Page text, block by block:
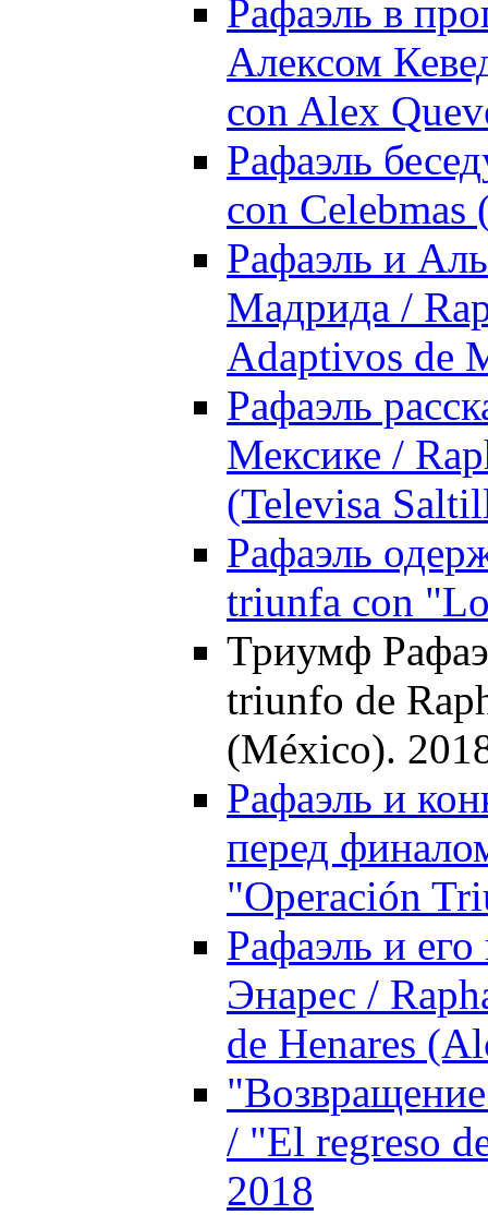
Рафаэль в
Алексом
con Alex
Рафаэль
con Celebmas
Рафаэль и
Мадрида /
Adaptivos de
Рафаэль
Мексике /
(Televisa
Рафаэль
triunfa con
Триумф
triunfo de
(México).
Рафаэль и
перед
"Operación
Рафаэль и
Энарес /
de Henares
/ "El regreso
2018